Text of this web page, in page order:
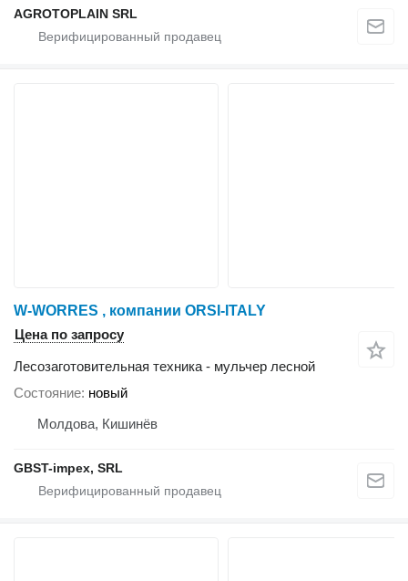
AGROTOPLAIN SRL
W-WORRES , компании ORSI-ITALY
Цена по запросу
Лесозаготовительная техника - мульчер лесной
Состояние новый
Молдова, Кишинёв
GBST-impex, SRL